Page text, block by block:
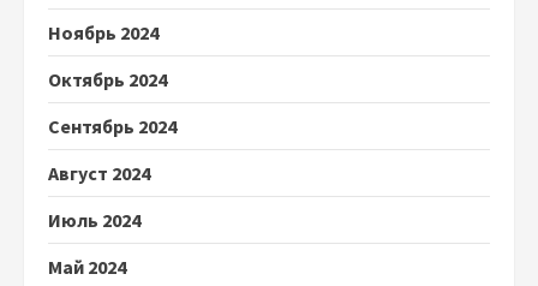
Ноябрь 2024
Октябрь 2024
Сентябрь 2024
Август 2024
Июль 2024
Май 2024